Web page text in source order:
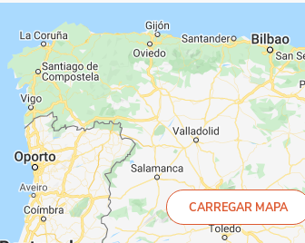
CARREGAR MAPA